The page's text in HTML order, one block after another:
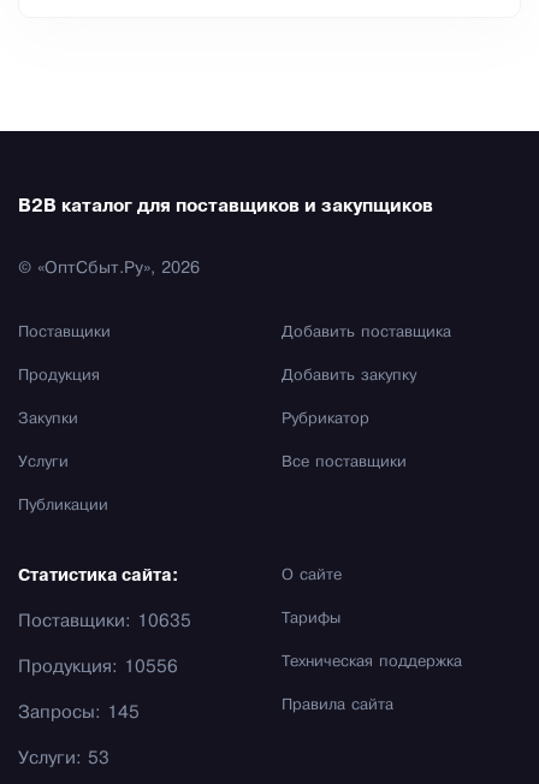
B2B каталог для поставщиков и закупщиков
© «ОптСбыт.Ру», 2026
Поставщики
Продукция
Закупки
Услуги
Публикации
Добавить поставщика
Добавить закупку
Рубрикатор
Все поставщики
О сайте
Тарифы
Техническая поддержка
Правила сайта
Статистика сайта:
Поставщики: 10635
Продукция: 10556
Запросы: 145
Услуги: 53